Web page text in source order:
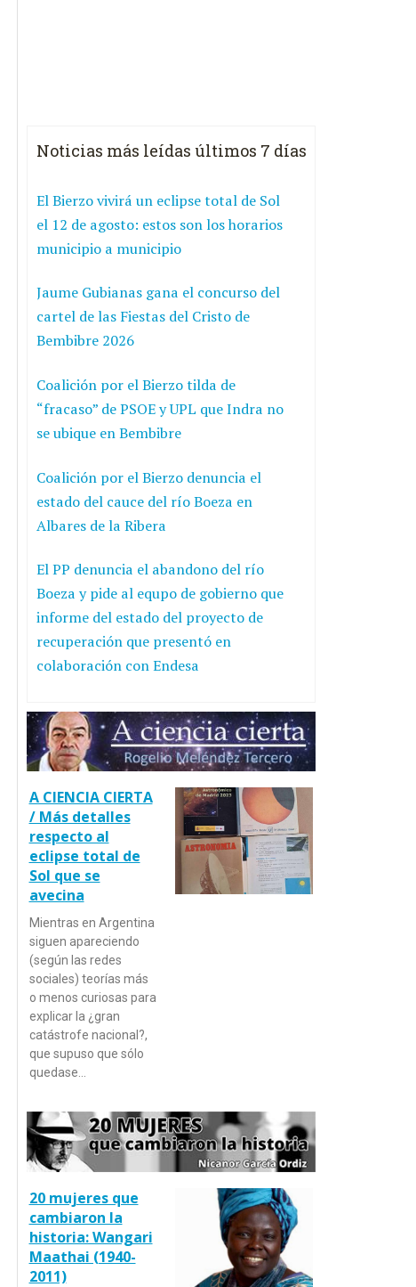
Noticias más leídas últimos 7 días
El Bierzo vivirá un eclipse total de Sol
el 12 de agosto: estos son los horarios
municipio a municipio
Jaume Gubianas gana el concurso del
cartel de las Fiestas del Cristo de
Bembibre 2026
Coalición por el Bierzo tilda de
“fracaso” de PSOE y UPL que Indra no
se ubique en Bembibre
Coalición por el Bierzo denuncia el
estado del cauce del río Boeza en
Albares de la Ribera
El PP denuncia el abandono del río
Boeza y pide al equpo de gobierno que
informe del estado del proyecto de
recuperación que presentó en
colaboración con Endesa
A CIENCIA CIERTA
/ Más detalles
respecto al
eclipse total de
Sol que se
avecina
Mientras en Argentina
siguen apareciendo
(según las redes
sociales) teorías más
o menos curiosas para
explicar la ¿gran
catástrofe nacional?,
que supuso que sólo
quedase…
20 mujeres que
cambiaron la
historia: Wangari
Maathai (1940-
2011)